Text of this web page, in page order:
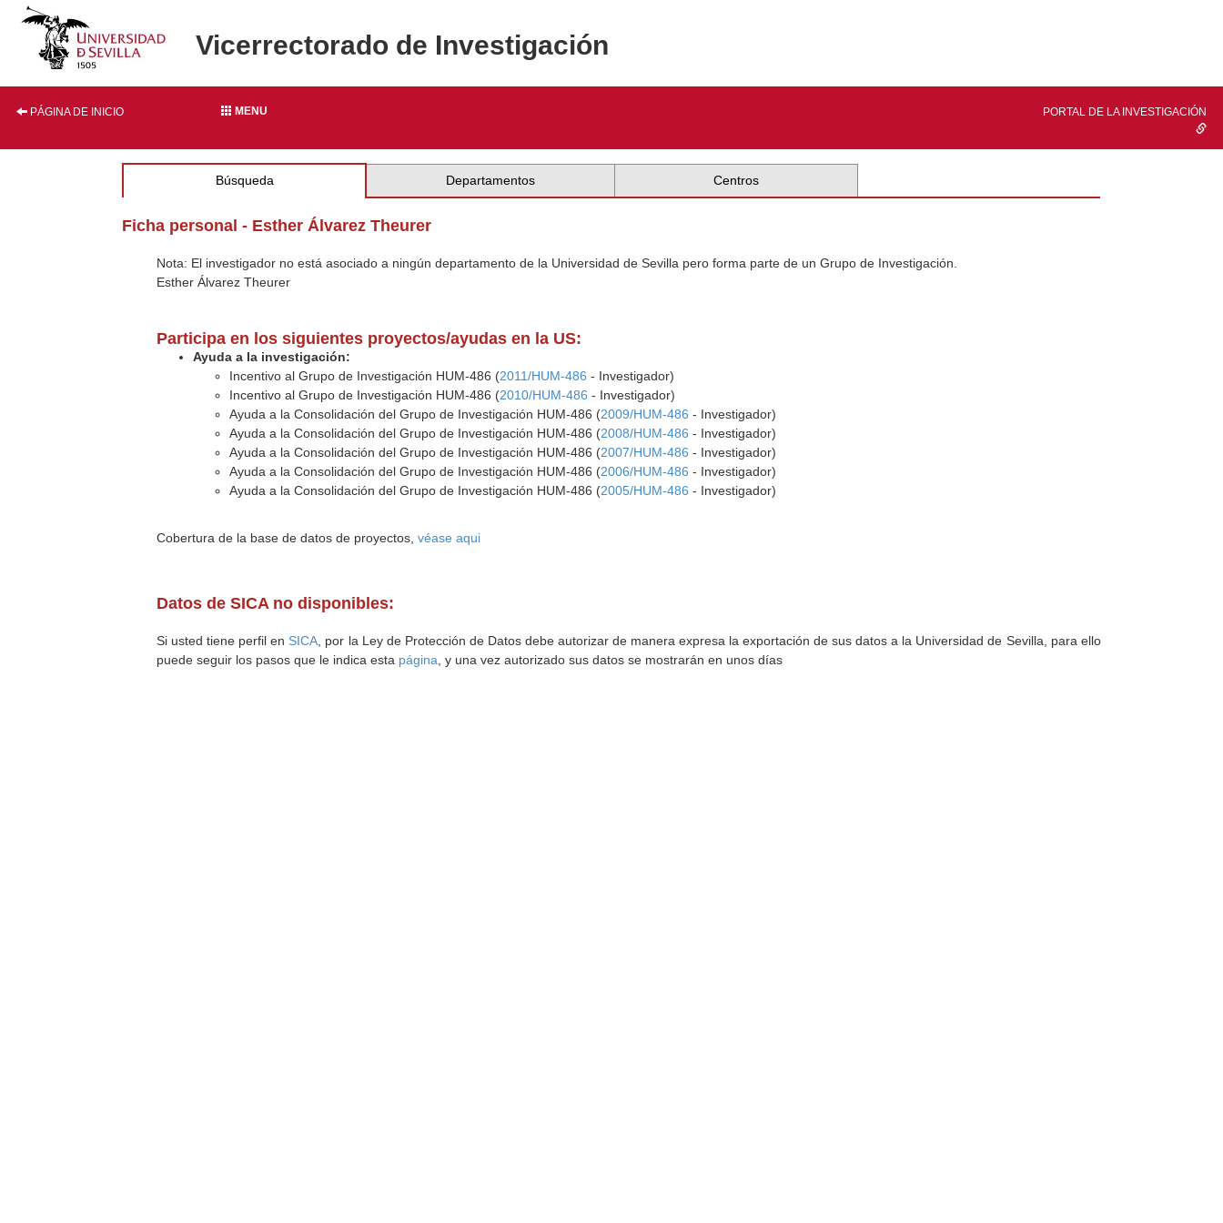
Vicerrectorado de Investigación
PÁGINA DE INICIO MENU PORTAL DE LA INVESTIGACIÓN
Búsqueda Departamentos Centros
Ficha personal - Esther Álvarez Theurer
Nota: El investigador no está asociado a ningún departamento de la Universidad de Sevilla pero forma parte de un Grupo de Investigación.
Esther Álvarez Theurer
Participa en los siguientes proyectos/ayudas en la US:
Ayuda a la investigación:
Incentivo al Grupo de Investigación HUM-486 (2011/HUM-486 - Investigador)
Incentivo al Grupo de Investigación HUM-486 (2010/HUM-486 - Investigador)
Ayuda a la Consolidación del Grupo de Investigación HUM-486 (2009/HUM-486 - Investigador)
Ayuda a la Consolidación del Grupo de Investigación HUM-486 (2008/HUM-486 - Investigador)
Ayuda a la Consolidación del Grupo de Investigación HUM-486 (2007/HUM-486 - Investigador)
Ayuda a la Consolidación del Grupo de Investigación HUM-486 (2006/HUM-486 - Investigador)
Ayuda a la Consolidación del Grupo de Investigación HUM-486 (2005/HUM-486 - Investigador)
Cobertura de la base de datos de proyectos,véase aqui
Datos de SICA no disponibles:
Si usted tiene perfil en SICA , por la Ley de Protección de Datos debe autorizar de manera expresa la exportación de sus datos a la Universidad de Sevilla, para ello
puede seguir los pasos que le indica esta página , y una vez autorizado sus datos se mostrarán en unos días